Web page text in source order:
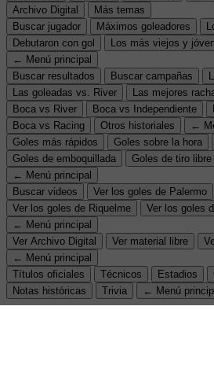
Archivo Digital
Más temas
Buscar jugador
Máximos goleadores
Debutaron con gol
Los más viejos y
← Menú principal
Buscar resultados
Buscar campañas
Las goleadas vs. River
Las mejores
Boca vs River
Boca vs Independiente
Boca vs Racing
Otros historiales
←
Goles más rápidos
Goles sobre la hora
Goles de emboquillada
Goles de tiro libre
← Menú principal
Buscar videos
Ver los goles de Palermo
Ver los goles de Riquelme
Ver los goles
← Menú principal
Ver Archivo Digital
Ver material libre
← Menú principal
Títulos oficiales
Técnicos Estadios
Notas históricas
Trivia ← Menú